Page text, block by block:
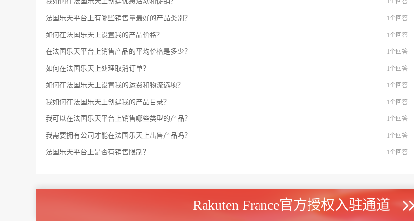
1个回答
法国乐天平台上有哪些销售量最好的产品类别？ 1个回答
如何在法国乐天上设置我的产品价格？ 1个回答
在法国乐天平台上销售产品的平均价格是多少？ 1个回答
如何在法国乐天上处理取消订单？ 1个回答
如何在法国乐天上设置我的运费和物流选项？ 1个回答
我如何在法国乐天上创建我的产品目录？ 1个回答
我可以在法国乐天平台上销售哪些类型的产品？ 1个回答
我需要拥有公司才能在法国乐天上出售产品吗？ 1个回答
法国乐天平台上是否有销售限制？ 1个回答
Rakuten France官方授权入驻通道